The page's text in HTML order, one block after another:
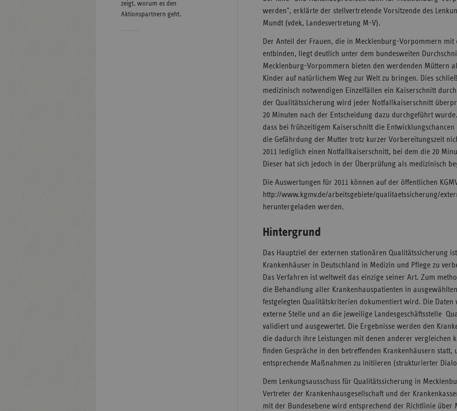
werden", erklärte der stellvertretende Vorsitzende des
Mundt (vdek, Landesvertretung M-V).
Der Anteil der Frauen, die in Mecklenburg-Vorpommern mit
entbinden, liegt deutlich unter dem bundesweiten
Mecklenburg-Vorpommern bieten den werdenden Müttern
Kinder auf natürlichem Weg zur Welt zu bringen. Dies
medizinisch notwendigen Einzelfällen ein Kaiserschnitt
der Qualitätssicherung wird jeder Notfallkaiserschnitt
20 Minuten nach der Entscheidung dazu durchgeführt
dass bei frühzeitigem Kaiserschnitt die Entwicklungschancen
die Gefährdung der Mutter trotz kurzer Vorbereitungszeit
2011 lediglich einen Notfallkaiserschnitt, bei dem die 20
Dieser hat sich jedoch in der Überprüfung als medizinisch
Die Auswertungen für 2011 können auf der öffentlichen
http://www.kgmv.de/arbeitsgebiete/qualitaetssicherung/
heruntergeladen werden.
Hintergrund
Das Hauptziel der externen stationären Qualitätssicherung
Krankenhäuser in Deutschland in Medizin und Pflege zu
Das Verfahren ist weltweit das einzige seiner Art. Zum
die Behandlung aller Krankenhauspatienten in
festgelegten Qualitätskriterien dokumentiert wird. Die Daten
externe Stelle und an die jeweilige Landesgeschäftsstelle
validiert und ausgewertet. Die Ergebnisse werden den
die dadurch ihre Leistungen mit denen anderer vergleichen
finden Gespräche in den betreffenden Krankenhäusern statt,
entsprechende Maßnahmen zu initiieren (strukturierter
Dem Lenkungsausschuss für Qualitätssicherung in
Vertreter der Krankenhausgesellschaft und der
mit der Bundesebene wird entsprechend der Richtlinie über
zeigt, worum es den
Aktionspartnern geht.